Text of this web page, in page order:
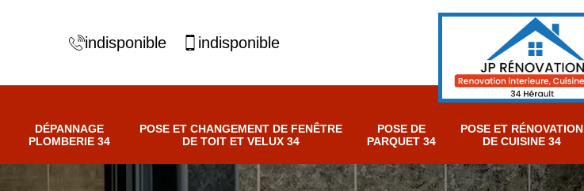
indisponible indisponible
DÉPANNAGE
PLOMBERIE 34
POSE ET CHANGEMENT DE FENÊTRE
DE TOIT ET VELUX 34
POSE DE
PARQUET 34
POSE ET RÉNOVATION
DE CUISINE 34